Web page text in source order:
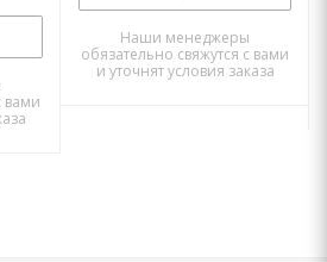
вами
Наши менеджеры
обязательно свяжутся с вами
и уточнят условия заказа